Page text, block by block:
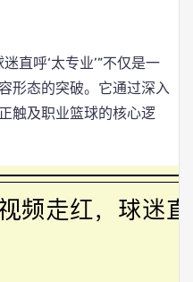
直呼‘太专业’”不仅是一
形态的突破。它通过深入
触及职业篮球的核心逻